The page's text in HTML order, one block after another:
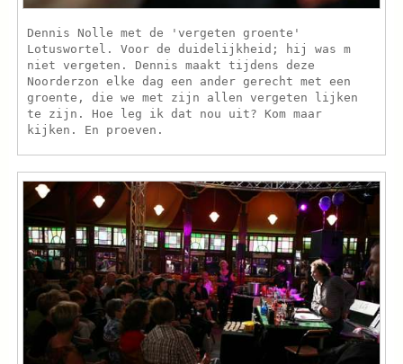
Dennis Nolle met de 'vergeten groente'
Lotuswortel. Voor de duidelijkheid; hij was m
niet vergeten. Dennis maakt tijdens deze
Noorderzon elke dag een ander gerecht met een
groente, die we met zijn allen vergeten lijken
te zijn. Hoe leg ik dat nou uit? Kom maar
kijken. En proeven.